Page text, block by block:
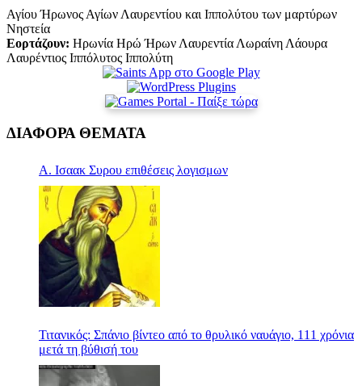
Αγίου Ήρωνος Αγίων Λαυρεντίου και Ιππολύτου των μαρτύρων
Νηστεία
Εορτάζουν: Ηρωνία Ηρώ Ήρων Λαυρεντία Λωραίνη Λάουρα
Λαυρέντιος Ιππόλυτος Ιππολύτη
ΔΙΑΦΟΡΑ ΘΕΜΑΤΑ
Α. Ισαακ Συρου επιθέσεις λογισμων
Τιτανικός: Σπάνιο βίντεο από το θρυλικό ναυάγιο, 111 χρόνια
μετά τη βύθισή του